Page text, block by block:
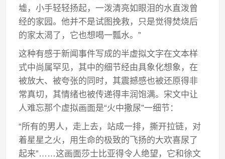
墟，小手轻轻扬起，一泼清亮如眼泪的水直泼曾
经的家园。他并不是试图挽救，只是觉得焚烧后
的家太渴了，它也想喝一瓢水。”
这种有感于新闻事件写成的半虚拟文字在文本样
式中尚属罕见，其中的细节经由具象化想象，在
被放大、被夸张的同时，其震撼感也被还原得非
常真切，其情绪也被传递得丰润饱满。宋文中让
人难忘那个虚拟画面是“火中撒尿”一细节：
“所有的男人，走上去，站成一排，撕开拉链，对
着星星之火，用生命的极致的飞扬的大欢喜尿了
起来”……这画面莎士比亚得令人绝望，它和徐文